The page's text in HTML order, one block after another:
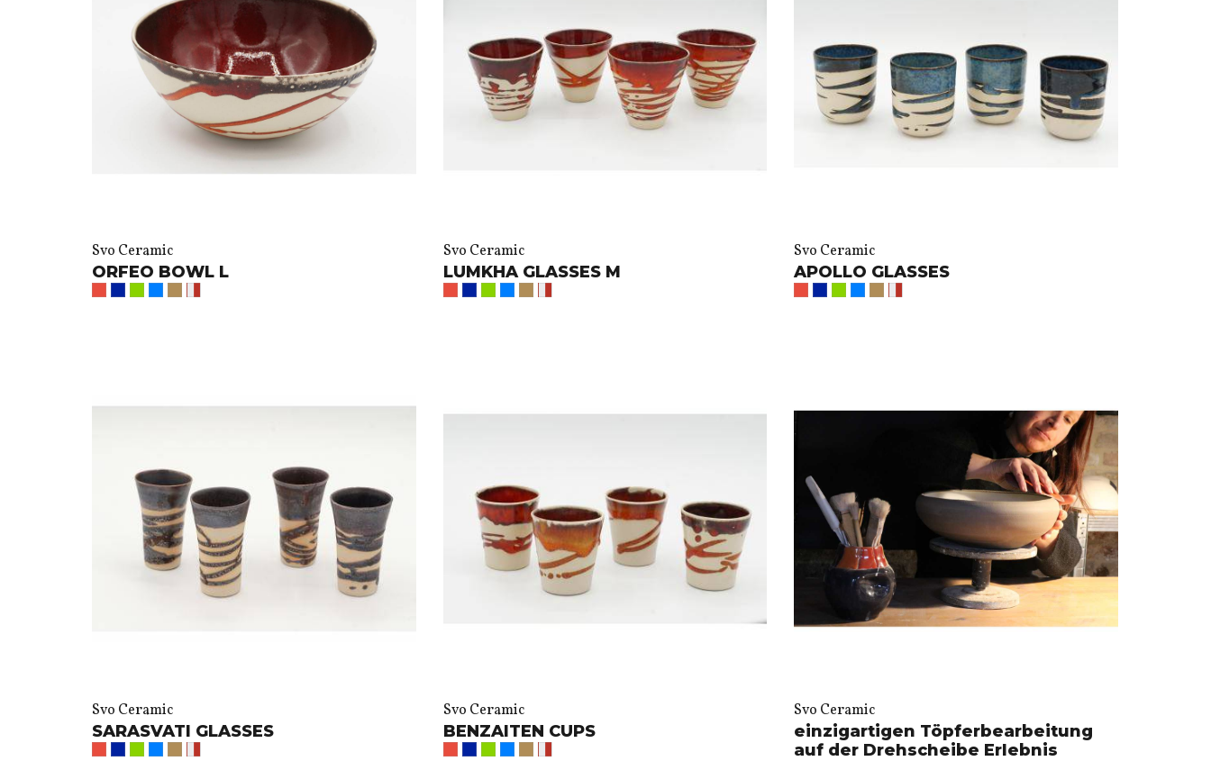
Svo Ceramic
ORFEO BOWL L
Svo Ceramic
LUMKHA GLASSES M
Svo Ceramic
APOLLO GLASSES
Svo Ceramic
SARASVATI GLASSES
Svo Ceramic
BENZAITEN CUPS
Svo Ceramic
einzigartigen Töpferbearbeitung
auf der Drehscheibe Erlebnis